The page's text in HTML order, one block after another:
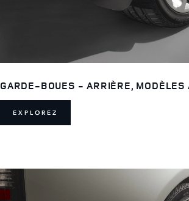
GARDE-BOUES - ARRIÈRE, MODÈLES
EXPLOREZ